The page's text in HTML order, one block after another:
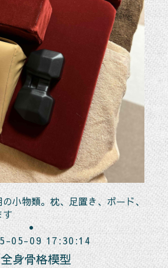
小物類。枕、足置き、ボード、
す
05-09 17:30:14
全身骨格模型